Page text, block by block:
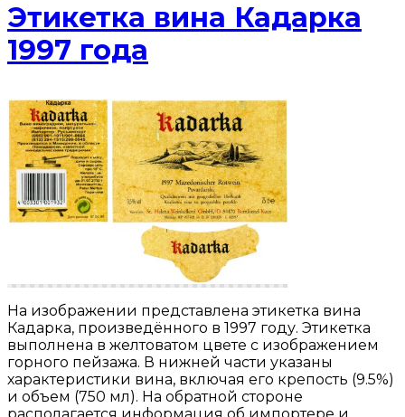
Этикетка вина Кадарка
1997 года
На изображении представлена этикетка вина
Кадарка, произведённого в 1997 году. Этикетка
выполнена в желтоватом цвете с изображением
горного пейзажа. В нижней части указаны
характеристики вина, включая его крепость (9.5%)
и объем (750 мл). На обратной стороне